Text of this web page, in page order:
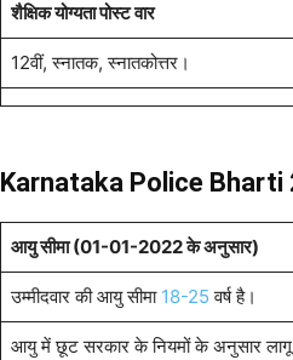
शैक्षिक योग्यता पोस्ट वार
12वीं, स्नातक, स्नातकोत्तर।
Karnataka Police Bharti
आयु सीमा (01-01-2022 के अनुसार)
उम्मीदवार की आयु सीमा 18-25 वर्ष है।
आयु में छूट सरकार के नियमों के अनुसार लागू